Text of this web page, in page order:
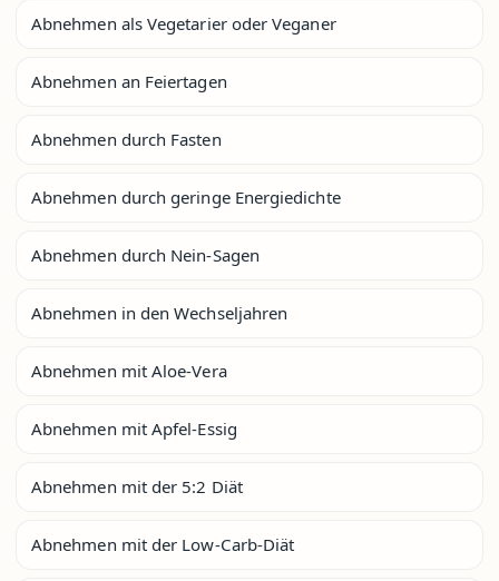
Abnehmen als Vegetarier oder Veganer
Abnehmen an Feiertagen
Abnehmen durch Fasten
Abnehmen durch geringe Energiedichte
Abnehmen durch Nein-Sagen
Abnehmen in den Wechseljahren
Abnehmen mit Aloe-Vera
Abnehmen mit Apfel-Essig
Abnehmen mit der 5:2 Diät
Abnehmen mit der Low-Carb-Diät